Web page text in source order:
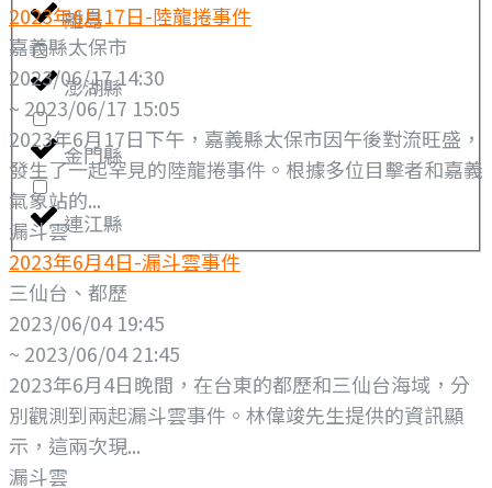
離島
澎湖縣
金門縣
連江縣
2023年6月17日-陸龍捲事件
嘉義縣太保市
2023/06/17 14:30
~ 2023/06/17 15:05
2023年6月17日下午，嘉義縣太保市因午後對流旺盛，
發生了一起罕見的陸龍捲事件。根據多位目擊者和嘉義
氣象站的...
漏斗雲
2023年6月4日-漏斗雲事件
三仙台、都歷
2023/06/04 19:45
~ 2023/06/04 21:45
2023年6月4日晚間，在台東的都歷和三仙台海域，分
別觀測到兩起漏斗雲事件。林偉竣先生提供的資訊顯
示，這兩次現...
漏斗雲